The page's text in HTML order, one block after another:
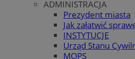
ADMINISTRACJA
Prezydent miasta
Jak załatwić
INSTYTUCJE
Urząd Stanu
MOPS